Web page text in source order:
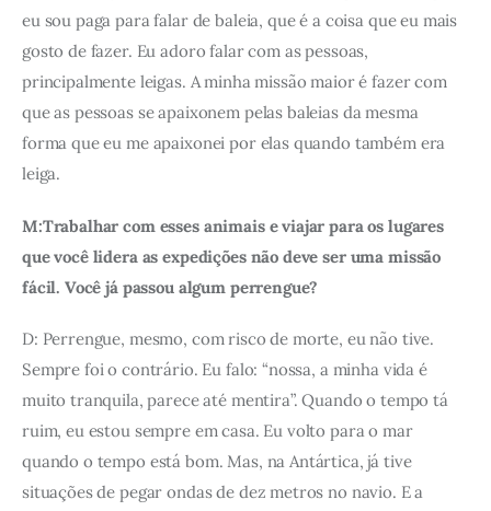
eu sou paga para falar de baleia, que é a coisa que eu mais
gosto de fazer. Eu adoro falar com as pessoas,
principalmente leigas. A minha missão maior é fazer com
que as pessoas se apaixonem pelas baleias da mesma
forma que eu me apaixonei por elas quando também era
leiga.
M:Trabalhar com esses animais e viajar para os lugares
que você lidera as expedições não deve ser uma missão
fácil. Você já passou algum perrengue?
D: Perrengue, mesmo, com risco de morte, eu não tive.
Sempre foi o contrário. Eu falo: “nossa, a minha vida é
muito tranquila, parece até mentira”. Quando o tempo tá
ruim, eu estou sempre em casa. Eu volto para o mar
quando o tempo está bom. Mas, na Antártica, já tive
situações de pegar ondas de dez metros no navio. E a